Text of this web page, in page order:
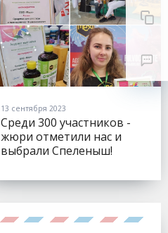
13 сентября 2023
Среди 300 участников -
жюри отметили нас и
выбрали Спеленыш!